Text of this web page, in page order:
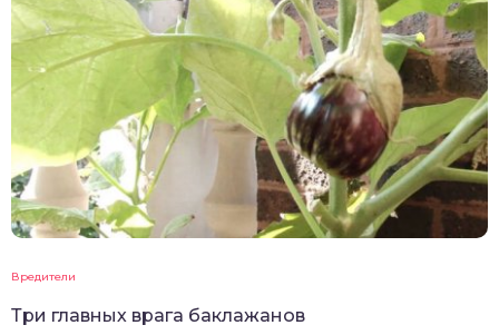
Вредители
Три главных врага баклажанов